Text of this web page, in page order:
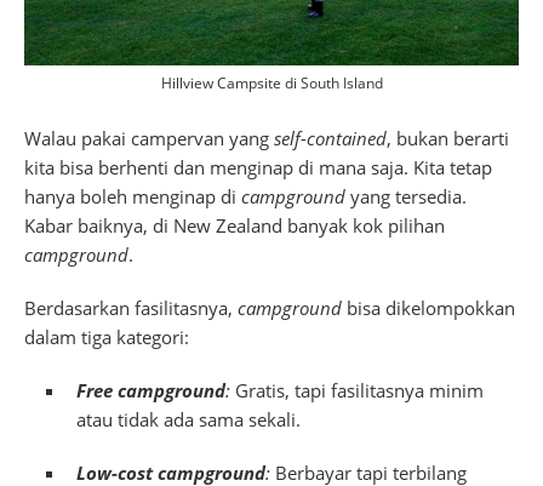
Hillview Campsite di South Island
Walau pakai campervan yang self-contained, bukan berarti
kita bisa berhenti dan menginap di mana saja. Kita tetap
hanya boleh menginap di campground yang tersedia.
Kabar baiknya, di New Zealand banyak kok pilihan
campground.
Berdasarkan fasilitasnya, campground bisa dikelompokkan
dalam tiga kategori:
Free campground: Gratis, tapi fasilitasnya minim
atau tidak ada sama sekali.
Low-cost campground: Berbayar tapi terbilang